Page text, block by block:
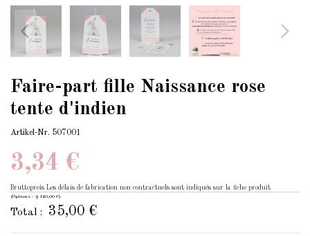
Faire-part fille Naissance rose
tente d'indien
Artikel-Nr. 507001
3,34 €
Bruttopreis Les délais de fabrication non contractuels sont indiqués sur la fiche produit
(Options : +140,00 €)
Total : 35,00 €